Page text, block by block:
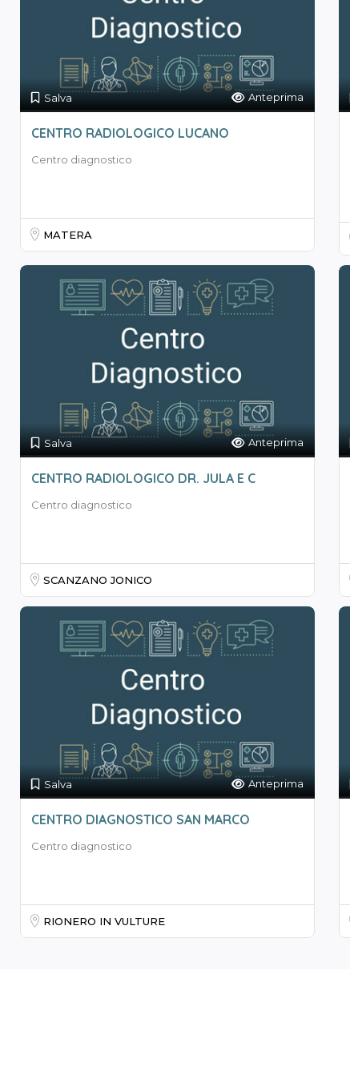
Salva Anteprima
CENTRO RADIOLOGICO LUCANO
Centro diagnostico
MATERA
Salva Anteprima
CENTRO RADIOLOGICO DR. JULA E C
Centro diagnostico
SCANZANO JONICO
Salva Anteprima
CENTRO DIAGNOSTICO SAN MARCO
Centro diagnostico
RIONERO IN VULTURE